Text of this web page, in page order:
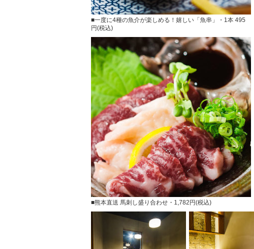
■一度に4種の魚介が楽しめる！嬉しい「魚串」・1本 495
円(税込)
■熊本直送 馬刺し盛り合わせ・1,782円(税込)